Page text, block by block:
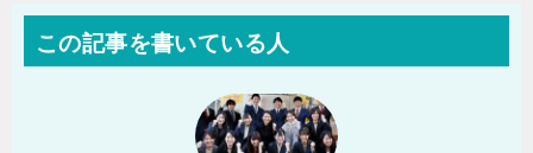
この記事を書いている人